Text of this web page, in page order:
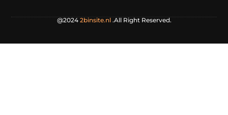
@2024 2binsite.nl.All Right Reserved.